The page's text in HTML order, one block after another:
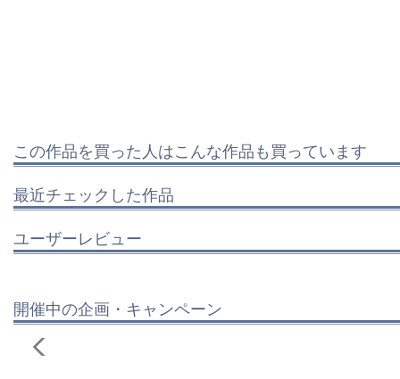
この作品を買った人はこんな作品も買っています
最近チェックした作品
ユーザーレビュー
開催中の企画・キャンペーン